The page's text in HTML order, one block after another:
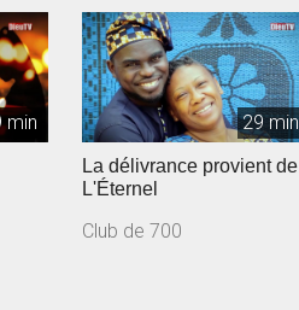
min 29 min
La délivrance provient de
L'Éternel
Club de 700